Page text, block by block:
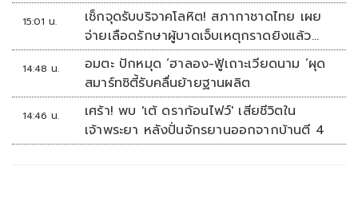
15:01 น.
เช็กจุดรับบริจาคโลหิต! สภากาชาดไทย เผย
จ่ายเลือดรักษาผู้บาดเจ็บเหตุกราดยิงแล้ว
148 ยูนิต
14:48 น.
อมตะ ปักหมุด ‘ฮาลอง-ฟู้เถาะเวียดนาม ’ผุด
สมาร์ทซิตี้รับคลื่นย้ายฐานผลิต
14:46 น.
เศร้า! พบ 'เต้ ดราก้อนไฟว์' เสียชีวิตใน
เจ้าพระยา หลังปั่นจักรยานออกจากบ้านตี 4